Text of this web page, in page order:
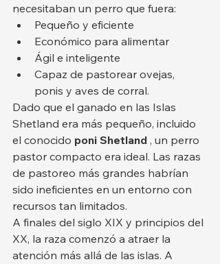
necesitaban un perro que fuera:
Pequeño y eficiente
Económico para alimentar
Ágil e inteligente
Capaz de pastorear ovejas,
ponis y aves de corral.
Dado que el ganado en las Islas
Shetland era más pequeño, incluido
el conocido poni Shetland , un perro
pastor compacto era ideal. Las razas
de pastoreo más grandes habrían
sido ineficientes en un entorno con
recursos tan limitados.
A finales del siglo XIX y principios del
XX, la raza comenzó a atraer la
atención más allá de las islas. A